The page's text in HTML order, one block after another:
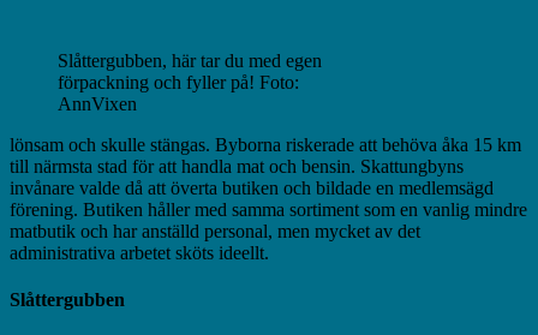
Slåttergubben, här tar du med egen
förpackning och fyller på! Foto:
AnnVixen
lönsam och skulle stängas. Byborna riskerade att behöva åka 15 km
till närmsta stad för att handla mat och bensin. Skattungbyns
invånare valde då att överta butiken och bildade en medlemsägd
förening. Butiken håller med samma sortiment som en vanlig mindre
matbutik och har anställd personal, men mycket av det
administrativa arbetet sköts ideellt.
Slåttergubben